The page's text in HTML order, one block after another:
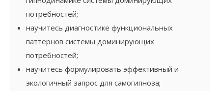
потребностей;
научитесь диагностике функциональных
паттернов системы доминирующих
потребностей;
научитесь формулировать эффективный и
экологичный запрос для самогипноза;